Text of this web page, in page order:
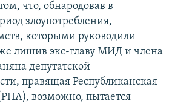
что, обнародовав в
злоупотребления,
которыми руководили
лишив экс-главу МИД и члена
депутатской
правящая Республиканская
возможно, пытается